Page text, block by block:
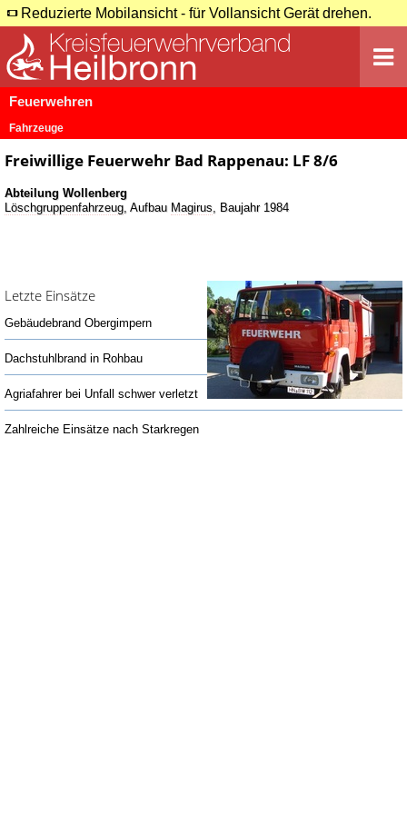
Reduzierte Mobilansicht - für Vollansicht Gerät drehen.
Feuerwehren
Fahrzeuge
Freiwillige Feuerwehr Bad Rappenau: LF 8/6
Abteilung Wollenberg
Löschgruppenfahrzeug , Aufbau Magirus , Baujahr 1984
Letzte Einsätze
Gebäudebrand Obergimpern
Dachstuhlbrand in Rohbau
Agriafahrer bei Unfall schwer verletzt
Zahlreiche Einsätze nach Starkregen